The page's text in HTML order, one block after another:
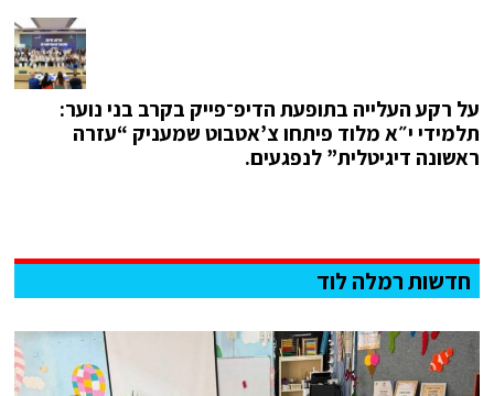
על רקע העלייה בתופעת הדיפ־פייק בקרב בני נוער:
תלמידי י״א מלוד פיתחו צ’אטבוט שמעניק “עזרה
ראשונה דיגיטלית” לנפגעים.
חדשות רמלה לוד